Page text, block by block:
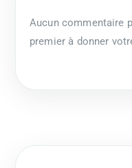
Aucun commentaire
premier à donner